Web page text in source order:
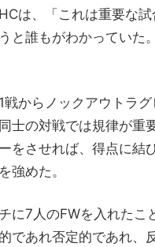
は、「これは重要な
と誰もがわかっていた
1戦からノックアウトラ
士の対戦では規律が重
をさせれば、得点に結
強めた。
に7人のFWを入れた
であれ否定的であれ、